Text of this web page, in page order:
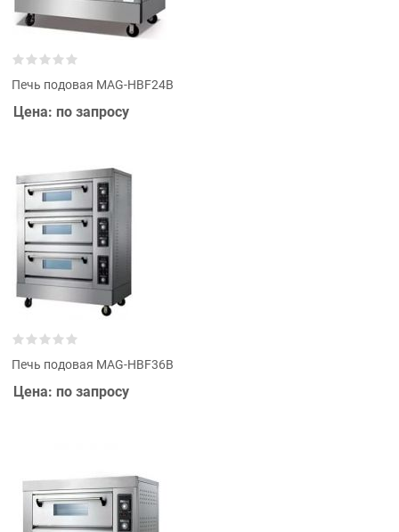
Печь подовая MAG-HBF24B
Цена: по запросу
Печь подовая MAG-HBF36B
Цена: по запросу